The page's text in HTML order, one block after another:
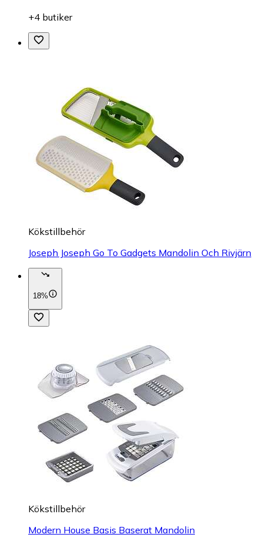
+4 butiker
Kökstillbehör
Joseph Joseph Go To Gadgets Mandolin Och Rivjärn
18%
Kökstillbehör
Modern House Basis Baserat Mandolin